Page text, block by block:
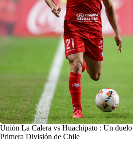
Unión La Calera vs Huachipato : Un duelo
Primera División de Chile